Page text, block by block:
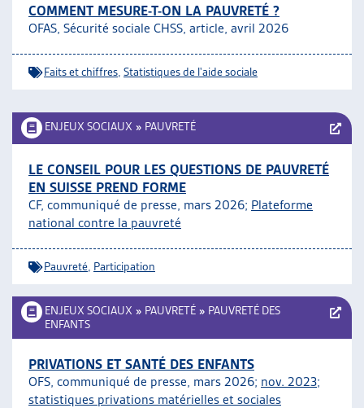
THÉMATIQUES
GUIDE SOCIAL ROMAND
ARTIAS
PROJETS ET ACTIVITÉS
JOURNÉES D’AUTOMNE
COMMENT MESURE-T-ON LA PAUVRETÉ ?
OFAS, Sécurité sociale CHSS, article, avril 2026
Faits et chiffres Statistiques de l'aide sociale
ENJEUX SOCIAUX » PAUVRETÉ
LE CONSEIL POUR LES QUESTIONS DE PAUVRETÉ
EN SUISSE PREND FORME
CF, communiqué de presse, mars 2026; Plateforme
national contre la pauvreté
Pauvreté Participation
ENJEUX SOCIAUX » PAUVRETÉ » PAUVRETÉ DES
ENFANTS
PRIVATIONS ET SANTÉ DES ENFANTS
OFS, communiqué de presse, mars 2026; nov. 2023;
statistiques privations matérielles et sociales